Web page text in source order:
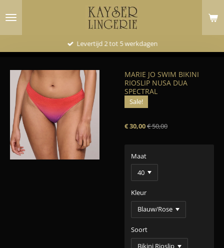
direct
Levertijd 2 tot 5 werkdagen
MARIE JO SWIM BIKINI
RIOSLIP NUSA DUA
SPECTRAL
Sale!
€ 30,00€ 50,00
Maat
Kleur
Soort